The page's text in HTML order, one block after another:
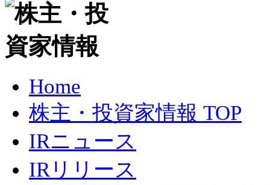
Home
株主・投資家情報 TOP
IRニュース
IRリリース